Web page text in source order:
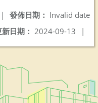
發佈日期： Invalid date
|
日期： 2024-09-13 |